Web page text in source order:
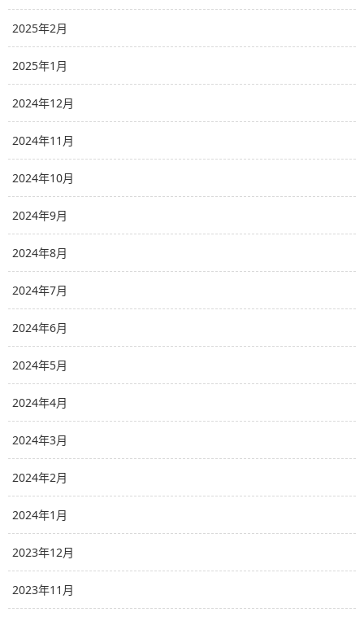
2025年2月
2025年1月
2024年12月
2024年11月
2024年10月
2024年9月
2024年8月
2024年7月
2024年6月
2024年5月
2024年4月
2024年3月
2024年2月
2024年1月
2023年12月
2023年11月